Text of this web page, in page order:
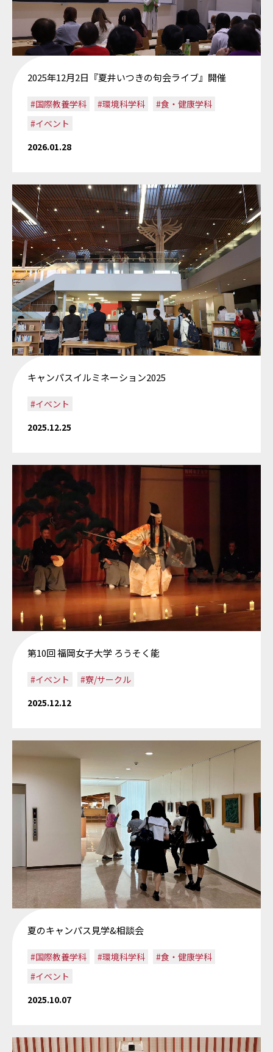
2025年12月2日『夏井いつきの句会ライブ』開催
#国際教養学科 #環境科学科
#食・健康学科
#イベント
2026.01.28
キャンパスイルミネーション2025
#イベント
2025.12.25
第10回 福岡女子大学 ろうそく能
#イベント
#寮/サークル
2025.12.12
夏のキャンパス見学&相談会
#国際教養学科 #環境科学科
#食・健康学科
#イベント
2025.10.07